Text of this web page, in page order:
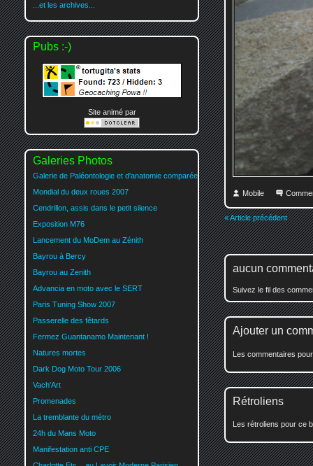
Mobile
« Article précédent
aucun
Suivez le fil des
Ajouter un
Les commentaires
Rétroliens
Les rétroliens pour ce
...et les archives...
Pubs :-)
Site animé par
Galeries Photos
Galerie de Paléontologie et d'anatomie comparée
Mondial du deux roues 2007
Cendrillon, assis dans le petit silence
Exposition M76
Lancement du MoDem au Zénith
Bayrou à Bercy
Bayrou au Zenith
Advancia en moto avec le SERT
Paris Tuning Show 2007
Passerelle des fêtards
Fermez Guantanamo Maintenant !
Natures mortes
Dark Dog Moto Tour 2006
Vach'Art
Promenades
La tremblante du métro
24h du Mans Moto
Manifestation anti CPE